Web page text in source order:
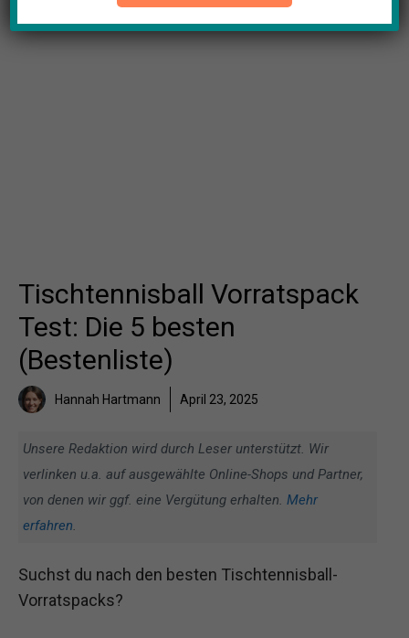
Tischtennisball Vorratspack
Test: Die 5 besten
(Bestenliste)
Hannah Hartmann April 23, 2025
Unsere Redaktion wird durch Leser unterstützt. Wir
verlinken u.a. auf ausgewählte Online-Shops und Partner,
von denen wir ggf. eine Vergütung erhalten. Mehr
erfahren.
Suchst du nach den besten Tischtennisball-
Vorratspacks?